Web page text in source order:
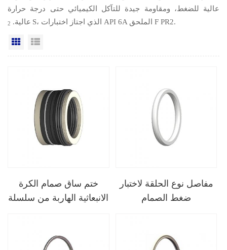
عالية للضغط، ومقاومة جيدة للتآكل الكيميائي حتى درجة حرارة
عالية.
S، الذي اجتاز اختبارات API 6A الملحق F PR2.
عرض شبكي
ختم ساق صمام الكرة
الانبعاثية الهاربة من سلسلة
مفاصل نوع الحلقة لاختبار
ضغط الصمام